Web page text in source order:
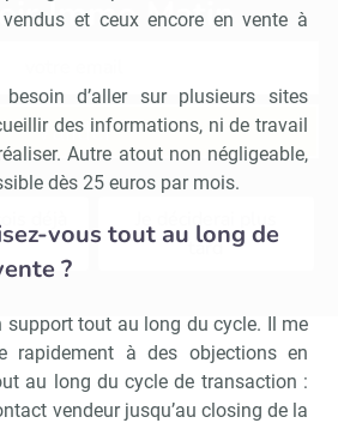
et ceux encore en vente à
d’aller sur plusieurs sites
des informations, ni de travail
Autre atout non négligeable,
dès 25 euros par mois.
vous tout au long de
?
support tout au long du cycle. Il me
rapidement à des objections en
au long du cycle de transaction :
vendeur jusqu’au closing de la
Immo Matin
Valider
déjà
Je déciderai plus
tard